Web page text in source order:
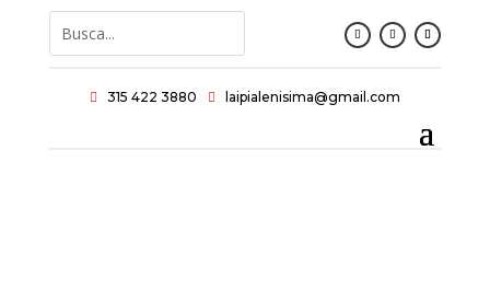
 315 422 3880  laipialenisima@gmail.com